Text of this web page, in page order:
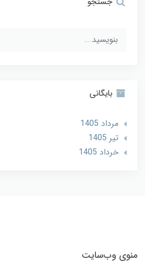
بایگانی
مرداد 1405
تير 1405
خرداد 1405
منوی وب‌سایت